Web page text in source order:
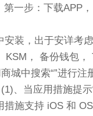
第一步：下载APP
安装，出于安详考
KSM， 备份钱包，
城中搜索“”进行注
、当应用措施提
措施支持 iOS 和